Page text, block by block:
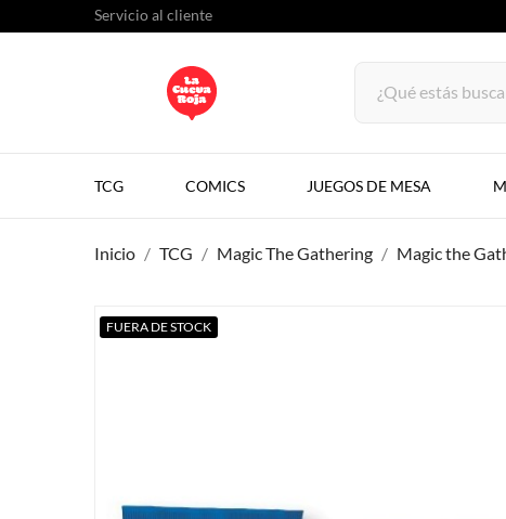
Servicio al cliente
TCG COMICS JUEGOS DE MESA
Inicio TCG Magic The Gathering Magic the
FUERA DE STOCK